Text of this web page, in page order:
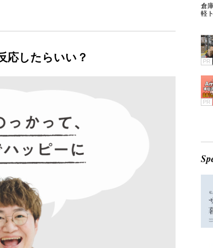
応したらいい？
倉
軽
PR
PR